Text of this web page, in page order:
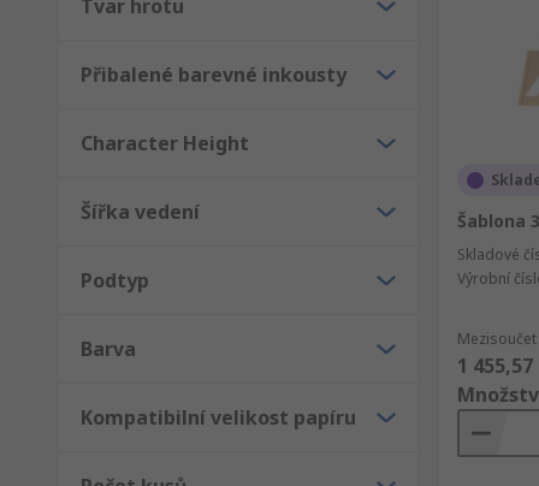
Tvar hrotu
Přibalené barevné inkousty
Character Height
Šířka vedení
Podtyp
Barva
Kompatibilní velikost papíru
Šablona
Skladové
Výrobní
1 455,57